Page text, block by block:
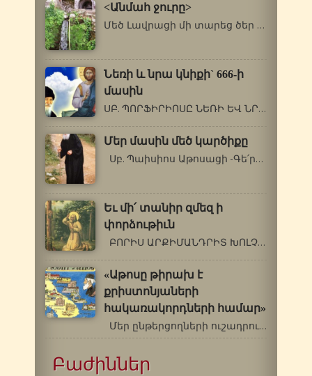
<Անմահ ջուրը>
Մեծ Լավրացի մի տարեց ծեր հիվանդ էր…
Նեռի և նրա կնիքի` 666-ի
մասին
ՍԲ. ՊՈՐՖԻՐԻՈՍԸ ՆԵՌԻ ԵՎ ՆՐԱ ԿՆԻՔԻ`…
Մեր մասին մեծ կարծիքը
Սբ. Պաիսիոս Աթոսացի -Գե՛րոնդա, ինչու՞…
Եւ մի՛ տանիր զմեզ ի
փորձութիւն
ԲՈՐԻՍ ԱՐՔԻՄԱՆԴՐԻՏ ԽՈԼՉԵՎ (1895-1971թթ.)…
«Աթոսը թիրախ է
քրիստոնյաների
հակառակորդների համար»
Մեր ընթերցողների ուշադրությանն…
Բաժիններ